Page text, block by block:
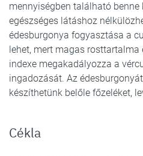
mennyiségben található benne
egészséges látáshoz
édesburgonya fogyasztása a
lehet, mert magas
indexe megakadályozza a
ingadozását. Az
készíthetünk belőle főzeléket,
Cékla